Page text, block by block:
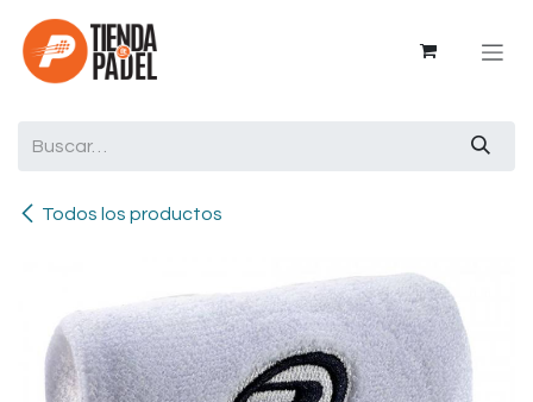
Ir al contenido
Todos los productos